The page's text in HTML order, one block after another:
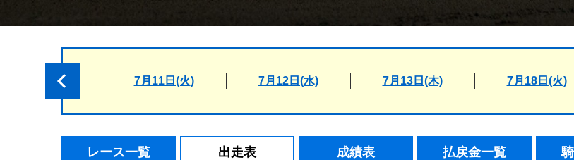
7月11日(火) 7月12日(水) 7月13日(木) 7月18日(火)
レース一覧 出走表 成績表 払戻金一覧